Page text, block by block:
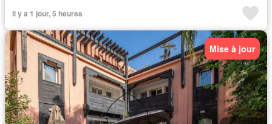
Il y a 1 jour, 5 heures
Mise à jour